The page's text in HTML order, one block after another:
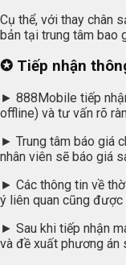
Cụ thể, với thay chân
bản tại trung tâm bao
✪ Tiếp nhận
► 888Mobile tiếp
offline) và tư vấn rõ
► Trung tâm báo giá
nhân viên sẽ báo giá
► Các thông tin về
ý liên quan cũng
► Sau khi tiếp nhận
và đề xuất phương án